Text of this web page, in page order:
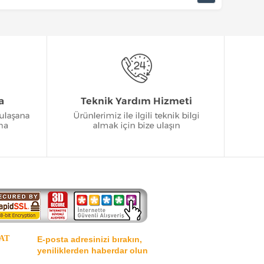
E-posta adresinizi bırakın,
yeniliklerden haberdar olun